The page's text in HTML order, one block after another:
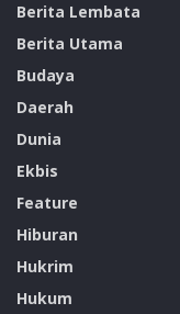
Berita Lembata
Berita Utama
Budaya
Daerah
Dunia
Ekbis
Feature
Hiburan
Hukrim
Hukum